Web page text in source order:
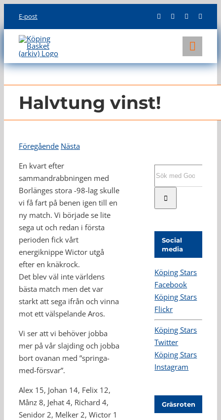
content
E-post
KLUBBEN
INFO
Halvtung vinst!
Föregående Nästa
En kvart efter
sammandrabbningen med
Borlänges stora -98-lag skulle
vi få fart på benen igen till en
ny match. Vi började se lite
sega ut och redan i första
perioden fick vårt
energiknippe Wictor utgå
efter en knäkrock.
Det blev väl inte världens
bästa match men det var
starkt att sega ifrån och vinna
mot ett välspelande Aros.
Vi ser att vi behöver jobba
mer på vår slajding och jobba
bort ovanan med ”springa-
med-försvar”.
Alex 15, Johan 14, Felix 12,
Månz 8, Jehat 4, Richard 4,
Senidor 2, Melker 2, Wictor 1
Social
media
Köping Stars
Facebook
Köping Stars
Flickr
Köping Stars
Twitter
Köping Stars
Instagram
Gräsroten